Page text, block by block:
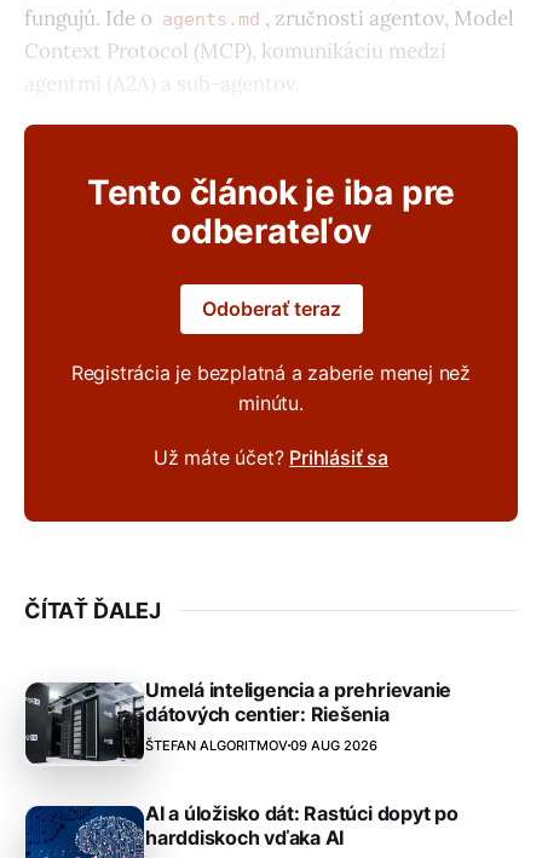
fungujú. Ide o agents.md , zručnosti agentov, Model
Context Protocol (MCP), komunikáciu medzi
agentmi (A2A) a sub-agentov.
Tento článok je iba pre
odberateľov
Odoberať teraz
Registrácia je bezplatná a zaberie menej než
minútu.
Už máte účet? Prihlásiť sa
ČÍTAŤ ĎALEJ
Umelá inteligencia a prehrievanie
dátových centier: Riešenia
ŠTEFAN ALGORITMOV09 AUG 2026
AI a úložisko dát: Rastúci dopyt po
harddiskoch vďaka AI